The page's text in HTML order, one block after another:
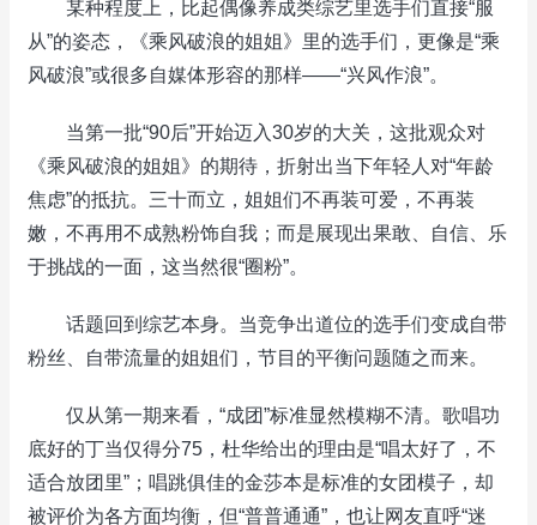
某种程度上，比起偶像养成类综艺里选手们直接“服
从”的姿态，《乘风破浪的姐姐》里的选手们，更像是“乘
风破浪”或很多自媒体形容的那样——“兴风作浪”。
当第一批“90后”开始迈入30岁的大关，这批观众对
《乘风破浪的姐姐》的期待，折射出当下年轻人对“年龄
焦虑”的抵抗。三十而立，姐姐们不再装可爱，不再装
嫩，不再用不成熟粉饰自我；而是展现出果敢、自信、乐
于挑战的一面，这当然很“圈粉”。
话题回到综艺本身。当竞争出道位的选手们变成自带
粉丝、自带流量的姐姐们，节目的平衡问题随之而来。
仅从第一期来看，“成团”标准显然模糊不清。歌唱功
底好的丁当仅得分75，杜华给出的理由是“唱太好了，不
适合放团里”；唱跳俱佳的金莎本是标准的女团模子，却
被评价为各方面均衡，但“普普通通”，也让网友直呼“迷